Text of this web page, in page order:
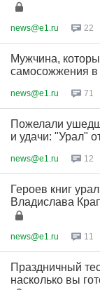
news@e1.ru 22
Мужчина,
самосожжения в
news@e1.ru 71
Пожелали
и удачи: "Урал"
news@e1.ru 12
Героев книг
Владислава
news@e1.ru 11
Праздничный
насколько вы